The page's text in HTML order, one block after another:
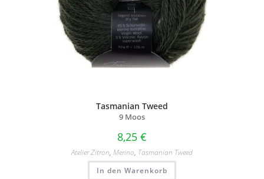
Tasmanian Tweed
9 Moos
8,25 €
Atelier Zitron, Merino, Tasmanian Tweed
In den Warenkorb